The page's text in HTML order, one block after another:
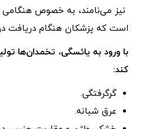
است که پزشکان هنگام دریافت درمان در سنین
با ورود به یائسگی، تخمدان‌ها
کند:
گرگرفتگی.
عرق شبانه.